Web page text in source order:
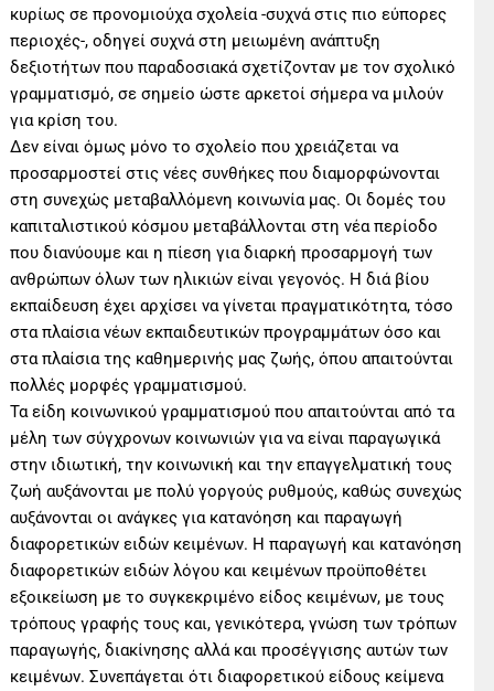
κυρίως σε προνομιούχα σχολεία -συχνά στις πιο εύπορες
περιοχές-, οδηγεί συχνά στη μειωμένη ανάπτυξη
δεξιοτήτων που παραδοσιακά σχετίζονταν με τον σχολικό
γραμματισμό, σε σημείο ώστε αρκετοί σήμερα να μιλούν
για κρίση του.
Δεν είναι όμως μόνο το σχολείο που χρειάζεται να
προσαρμοστεί στις νέες συνθήκες που διαμορφώνονται
στη συνεχώς μεταβαλλόμενη κοινωνία μας. Οι δομές του
καπιταλιστικού κόσμου μεταβάλλονται στη νέα περίοδο
που διανύουμε και η πίεση για διαρκή προσαρμογή των
ανθρώπων όλων των ηλικιών είναι γεγονός. Η διά βίου
εκπαίδευση έχει αρχίσει να γίνεται πραγματικότητα, τόσο
στα πλαίσια νέων εκπαιδευτικών προγραμμάτων όσο και
στα πλαίσια της καθημερινής μας ζωής, όπου απαιτούνται
πολλές μορφές γραμματισμού.
Τα είδη κοινωνικού γραμματισμού που απαιτούνται από τα
μέλη των σύγχρονων κοινωνιών για να είναι παραγωγικά
στην ιδιωτική, την κοινωνική και την επαγγελματική τους
ζωή αυξάνονται με πολύ γοργούς ρυθμούς, καθώς συνεχώς
αυξάνονται οι ανάγκες για κατανόηση και παραγωγή
διαφορετικών ειδών κειμένων. Η παραγωγή και κατανόηση
διαφορετικών ειδών λόγου και κειμένων προϋποθέτει
εξοικείωση με το συγκεκριμένο είδος κειμένων, με τους
τρόπους γραφής τους και, γενικότερα, γνώση των τρόπων
παραγωγής, διακίνησης αλλά και προσέγγισης αυτών των
κειμένων. Συνεπάγεται ότι διαφορετικού είδους κείμενα